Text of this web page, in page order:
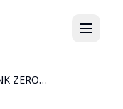
OAKLEY A CROSSLINK ZERO OX8080-0758